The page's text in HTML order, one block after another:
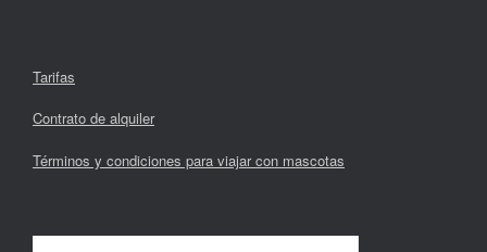
Tarifas
Contrato de alquiler
Términos y condiciones para viajar con mascotas